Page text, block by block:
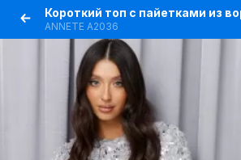
ANNETE A2036